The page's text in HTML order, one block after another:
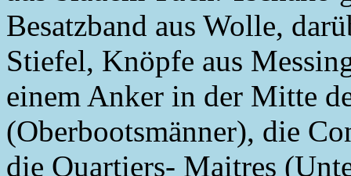
Besatzband aus Wolle,
Stiefel, Knöpfe aus
einem Anker in der Mitte
(Oberbootsmänner), die
die Quartiers- Maitres